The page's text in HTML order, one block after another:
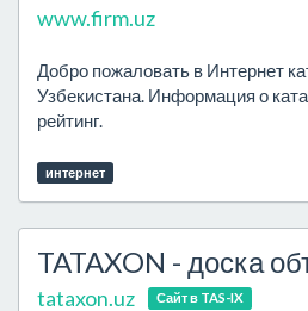
www.firm.uz
Добро пожаловать в Интернет
Узбекистана. Информация о
рейтинг.
интернет
TATAXON - доска
tataxon.uz Сайт в TAS-IX